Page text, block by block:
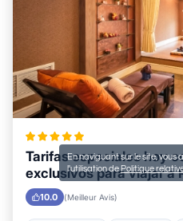
Tarifas especiales hoy
exclusivos para viajar a
10.0 (Meilleur Avis)
En naviguant sur le site, vous
l'utilisation de Politique